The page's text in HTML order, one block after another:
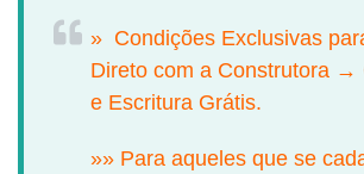
» Condições Exclusivas
Direto com a Construtora →
e Escritura Grátis.
»» Para aqueles que se